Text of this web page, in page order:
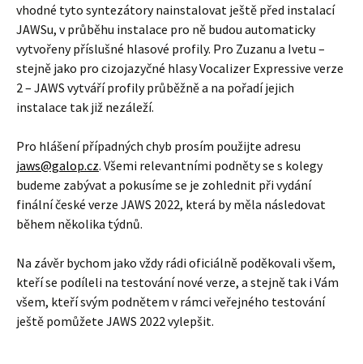
vhodné tyto syntezátory nainstalovat ještě před instalací
JAWSu, v průběhu instalace pro ně budou automaticky
vytvořeny příslušné hlasové profily. Pro Zuzanu a Ivetu –
stejně jako pro cizojazyčné hlasy Vocalizer Expressive verze
2 – JAWS vytváří profily průběžně a na pořadí jejich
instalace tak již nezáleží.
Pro hlášení případných chyb prosím použijte adresu
jaws@galop.cz. Všemi relevantními podněty se s kolegy
budeme zabývat a pokusíme se je zohlednit při vydání
finální české verze JAWS 2022, která by měla následovat
během několika týdnů.
Na závěr bychom jako vždy rádi oficiálně poděkovali všem,
kteří se podíleli na testování nové verze, a stejně tak i Vám
všem, kteří svým podnětem v rámci veřejného testování
ještě pomůžete JAWS 2022 vylepšit.